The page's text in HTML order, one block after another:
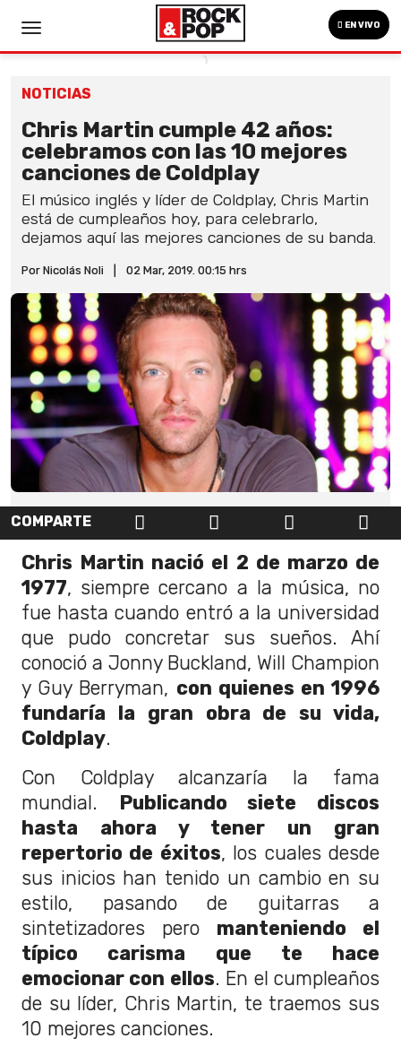
EN VIVO
NOTICIAS
Chris Martin cumple 42 años:
celebramos con las 10 mejores
canciones de Coldplay
El músico inglés y líder de Coldplay, Chris Martin
está de cumpleaños hoy, para celebrarlo,
dejamos aquí las mejores canciones de su banda.
Por Nicolás Noli 02 Mar, 2019. 00:15 hrs
COMPARTE
Chris Martin nació el 2 de marzo de
1977, siempre cercano a la música, no
fue hasta cuando entró a la universidad
que pudo concretar sus sueños. Ahí
conoció a Jonny Buckland, Will Champion
y Guy Berryman, con quienes en 1996
fundaría la gran obra de su vida,
Coldplay.
Con Coldplay alcanzaría la fama
mundial. Publicando siete discos
hasta ahora y tener un gran
repertorio de éxitos, los cuales desde
sus inicios han tenido un cambio en su
estilo, pasando de guitarras a
sintetizadores pero manteniendo el
típico carisma que te hace
emocionar con ellos. En el cumpleaños
de su líder, Chris Martin, te traemos sus
10 mejores canciones.